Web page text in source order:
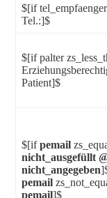
$[if tel_empfaenger
Tel.:]$
$[if palter
Patient]$
$[ifpemail
nicht_ausgefüllt
nicht_angegeben
pemail
pemail]$